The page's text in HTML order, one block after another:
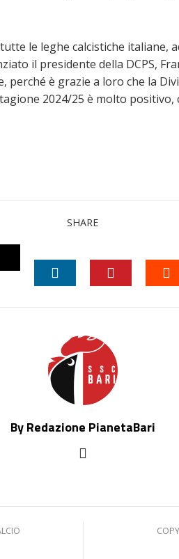
le leghe calcistiche italiane,
il presidente della DCPS,
perché è grazie a loro che la
2024/25 è molto positivo,
SHARE
TWITTER
By Redazione PianetaBari